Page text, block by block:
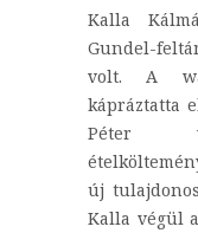
Kalla
Gundel-
volt. A
kápráztatta
Péter
új
Kalla végül